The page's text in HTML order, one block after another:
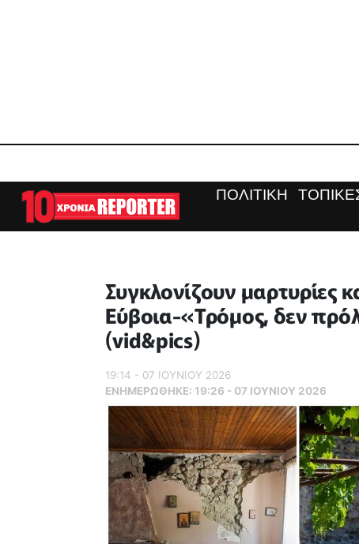
ΠΟΛΙΤΙΚΗ
Συγκλονίζουν μαρτυρίες
Εύβοια-«Τρόμος, δεν
(vid&pics)
19:14 - 07 ΙΟΥΝΙΟΥ 2026
ΕΝΗΜΕΡΏΘΗΚΕ: 19:26 - 07 ΙΟΥΝΙΟΥ 2026